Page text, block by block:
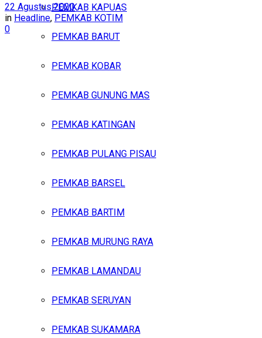
PEMKAB KAPUAS
PEMKAB BARUT
PEMKAB KOBAR
PEMKAB GUNUNG MAS
PEMKAB KATINGAN
PEMKAB PULANG PISAU
PEMKAB BARSEL
PEMKAB BARTIM
PEMKAB MURUNG RAYA
PEMKAB LAMANDAU
PEMKAB SERUYAN
PEMKAB SUKAMARA
22 Agustus 2020
in Headline, PEMKAB KOTIM
0